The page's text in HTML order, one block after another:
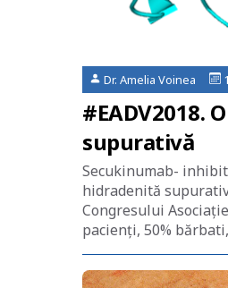
Dr. Amelia Voinea
#EADV2018.
supurativă
Secukinumab-
hidradenită
Congresului
pacienți, 50%